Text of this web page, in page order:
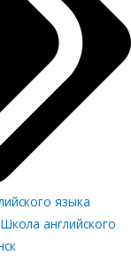
языка
Школа английского